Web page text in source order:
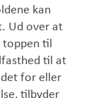
kan
Ud over at
til
til at
for eller
tilbyder